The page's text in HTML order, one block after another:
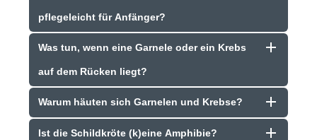
pflegeleicht für Anfänger?
Was tun, wenn eine Garnele oder ein Krebs
auf dem Rücken liegt?
Warum häuten sich Garnelen und Krebse?
Ist die Schildkröte (k)eine Amphibie?